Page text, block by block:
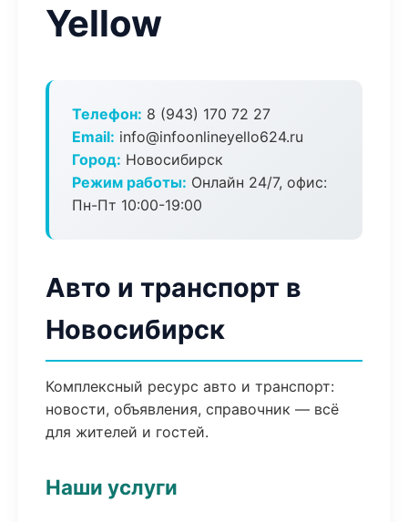
Yellow
Телефон: 8 (943) 170 72 27
Email: info@infoonlineyello624.ru
Город: Новосибирск
Режим работы: Онлайн 24/7, офис:
Пн-Пт 10:00-19:00
Авто и транспорт в
Новосибирск
Комплексный ресурс авто и транспорт:
новости, объявления, справочник — всё
для жителей и гостей.
Наши услуги